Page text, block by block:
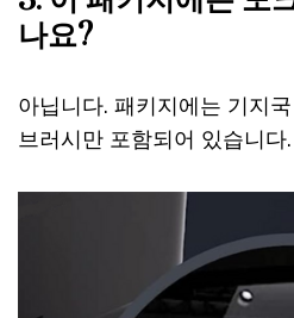
나요?
아닙니다. 패키지에는 기지
브러시만 포함되어 있습니다.